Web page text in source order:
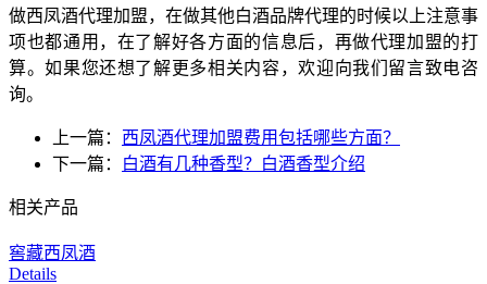
做西凤酒代理加盟，在做其他白酒品牌代理的时候以上注意事
项也都通用，在了解好各方面的信息后，再做代理加盟的打
算。如果您还想了解更多相关内容，欢迎向我们留言致电咨
询。
上一篇： 西凤酒代理加盟费用包括哪些方面？
下一篇：
白酒有几种香型？白酒香型介绍
相关产品
窖藏西凤酒
Details